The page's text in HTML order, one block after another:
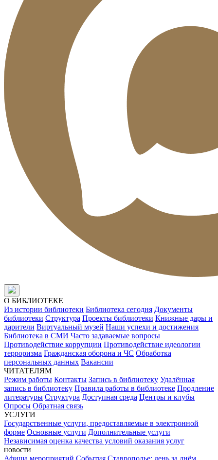
О БИБЛИОТЕКЕ
Из истории библиотеки Библиотека сегодня Документы
библиотеки Структура Проекты библиотеки Книжные дары и
дарители Виртуальный музей Наши успехи и достижения
Библиотека в СМИ Часто задаваемые вопросы
Противодействие коррупции Противодействие идеологии
терроризма Гражданская оборона и ЧС Обработка
персональных данных Вакансии
ЧИТАТЕЛЯМ
Режим работы Контакты Запись в библиотеку Удалённая
запись в библиотеку Правила работы в библиотеке Продление
литературы Структура Доступная среда Центры и клубы
Опросы Обратная связь
УСЛУГИ
Государственные услуги, предоставляемые в электронной
форме Основные услуги Дополнительные услуги
Независимая оценка качества условий оказания услуг
новости
Афиша мероприятий События Ставрополье: день за днём